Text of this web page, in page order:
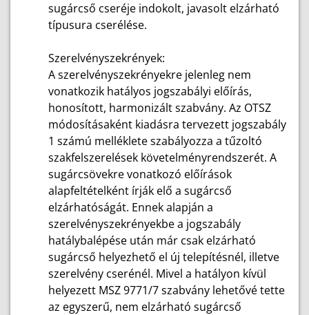
sugárcső cseréje indokolt, javasolt elzárható
típusura cserélése.
Szerelvényszekrények:
A szerelvényszekrényekre jelenleg nem
vonatkozik hatályos jogszabályi előírás,
honosított, harmonizált szabvány. Az OTSZ
módosításaként kiadásra tervezett jogszabály
1 számú melléklete szabályozza a tűzoltó
szakfelszerelések követelményrendszerét. A
sugárcsövekre vonatkozó előírások
alapfeltételként írják elő a sugárcső
elzárhatóságát. Ennek alapján a
szerelvényszekrényekbe a jogszabály
hatálybalépése után már csak elzárható
sugárcső helyezhető el új telepítésnél, illetve
szerelvény cserénél. Mivel a hatályon kívül
helyezett MSZ 9771/7 szabvány lehetővé tette
az egyszerű, nem elzárható sugárcső